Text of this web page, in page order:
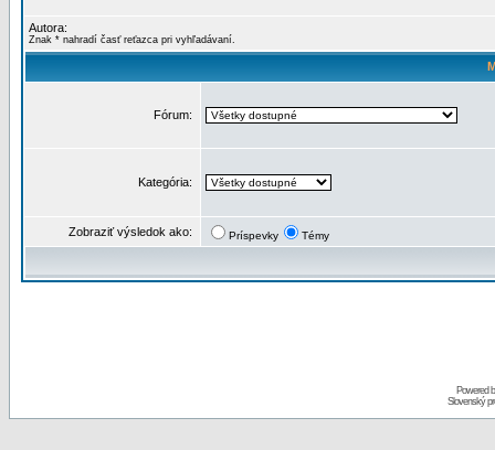
Autora:
Znak * nahradí časť reťazca pri vyhľadávaní.
Fórum:
Kategória:
Zobraziť výsledok ako: Príspevky Témy
Powered
Slovenský